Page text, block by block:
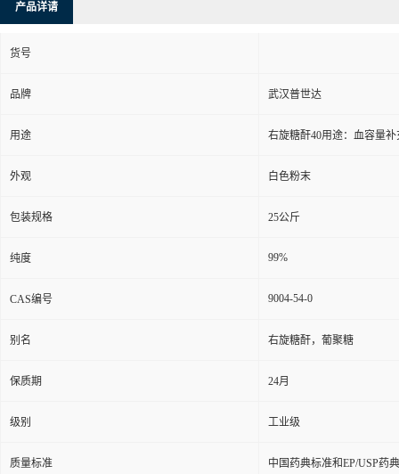
产品详请
货号
品牌 武汉普世达
用途 右旋糖酐40用途：血容量补
外观 白色粉末
包装规格 25公斤
纯度 99%
CAS编号 9004-54-0
别名 右旋糖酐，葡聚糖
保质期 24月
级别 工业级
质量标准 中国药典标准和EP/USP药